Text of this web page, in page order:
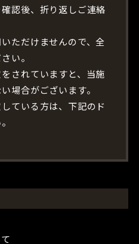
認後、折り返しご連絡
ただけませんので、全
い。
されていますと、当施
場合がございます。
ている方は、下記のド